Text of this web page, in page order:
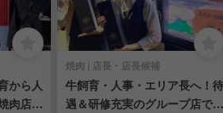
から人
肉店の
焼肉 | 店長・店長候補
牛飼育・人事・エリア長へ！待
遇＆研修充実のグループ店で副